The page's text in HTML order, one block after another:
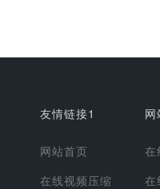
友情链接1
网站首页
在线视频压缩
网
在
在